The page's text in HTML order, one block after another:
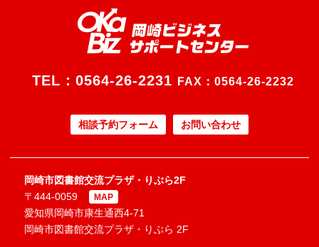
TEL： 0564-26-2231 FAX：0564-26-2232
相談予約フォーム お問い合わせ
岡崎市図書館交流プラザ・りぶら2F
〒444-0059
MAP
愛知県岡崎市康生通西4-71
岡崎市図書館交流プラザ・りぶら 2F